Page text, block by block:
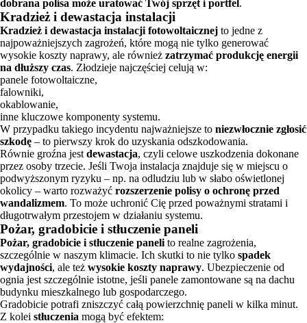
dobrana polisa może uratować Twój sprzęt i portfel.
Kradzież i dewastacja instalacji
Kradzież i dewastacja instalacji fotowoltaicznej to jedne z
najpoważniejszych zagrożeń, które mogą nie tylko generować
wysokie koszty naprawy, ale również zatrzymać produkcję energii
na dłuższy czas. Złodzieje najczęściej celują w:
panele fotowoltaiczne,
falowniki,
okablowanie,
inne kluczowe komponenty systemu.
W przypadku takiego incydentu najważniejsze to niezwłocznie zgłosić
szkodę – to pierwszy krok do uzyskania odszkodowania.
Równie groźna jest dewastacja, czyli celowe uszkodzenia dokonane
przez osoby trzecie. Jeśli Twoja instalacja znajduje się w miejscu o
podwyższonym ryzyku – np. na odludziu lub w słabo oświetlonej
okolicy – warto rozważyć rozszerzenie polisy o ochronę przed
wandalizmem. To może uchronić Cię przed poważnymi stratami i
długotrwałym przestojem w działaniu systemu.
Pożar, gradobicie i stłuczenie paneli
Pożar, gradobicie i stłuczenie paneli to realne zagrożenia,
szczególnie w naszym klimacie. Ich skutki to nie tylko spadek
wydajności, ale też wysokie koszty naprawy. Ubezpieczenie od
ognia jest szczególnie istotne, jeśli panele zamontowane są na dachu
budynku mieszkalnego lub gospodarczego.
Gradobicie potrafi zniszczyć całą powierzchnię paneli w kilka minut.
Z kolei stłuczenia mogą być efektem: